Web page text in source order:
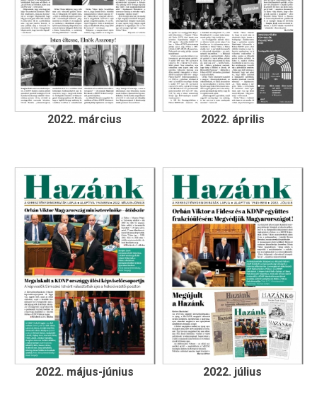
2022. március 2022. április
2022. május-június 2022. július